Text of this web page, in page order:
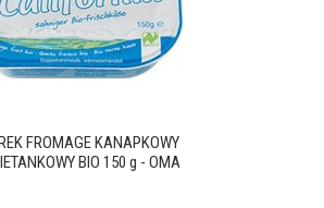
FROMAGE KANAPKOWY
BIO 150 g - OMA